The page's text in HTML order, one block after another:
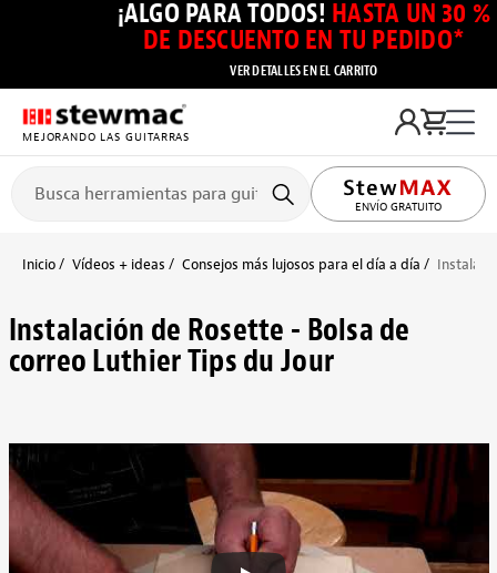
¡ALGO PARA TODOS! HASTA UN 30 %
DE DESCUENTO EN TU PEDIDO*
VER DETALLES EN EL CARRITO
MEJORANDO LAS GUITARRAS
ENVÍO GRATUITO
Inicio Vídeos + ideas Consejos más lujosos para el día a día
Instalación de Rosette - Bolsa de
correo Luthier Tips du Jour